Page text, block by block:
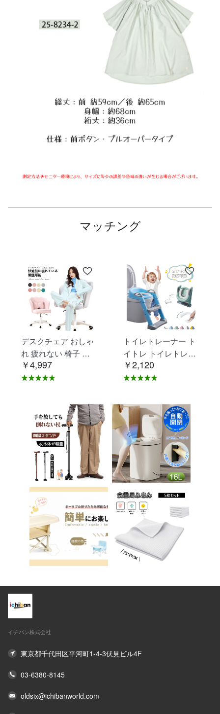
マッチング
デスクチェア おしゃ
れ 疲れない 椅子 白
ホワイト デスクチェ
ア 疲れにくい 学習椅
学習チェア オフィス
チェア パソコンチェ
ア ベロア調 インテリ
ア 椅子 イス 在宅ワ
ーク アシェル ブリリ
アント C-56
￥4,997
トイレトレーナー ト
イトレ トイレトレー
ニング トイレ 練習
折りたたみ おまる 補
供用 便座 トイレ補助
踏み台 男の子 女の子
子供 子ども トイトレ
送料無料 ステップ ス
テップ台 トイレ D-2
8
￥2,120
イチバン株式会社
東京都千代田区平河町1-4-3伏見ビル4F
03-6380-8145
oldsix@ichibanworld.com